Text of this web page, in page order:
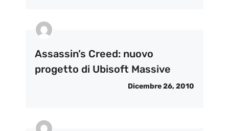
Assassin’s Creed: nuovo
progetto di Ubisoft Massive
Dicembre 26, 2010